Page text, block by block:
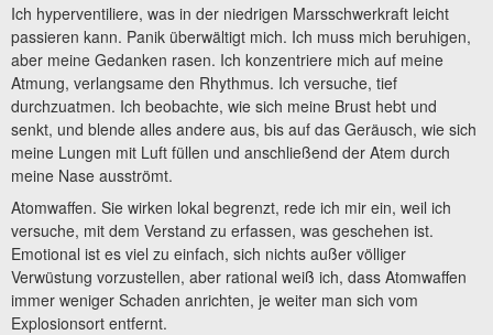
Ich hyperventiliere, was in der niedrigen Marsschwerkraft leicht
passieren kann. Panik überwältigt mich. Ich muss mich beruhigen,
aber meine Gedanken rasen. Ich konzentriere mich auf meine
Atmung, verlangsame den Rhythmus. Ich versuche, tief
durchzuatmen. Ich beobachte, wie sich meine Brust hebt und
senkt, und blende alles andere aus, bis auf das Geräusch, wie sich
meine Lungen mit Luft füllen und anschließend der Atem durch
meine Nase ausströmt.
Atomwaffen. Sie wirken lokal begrenzt, rede ich mir ein, weil ich
versuche, mit dem Verstand zu erfassen, was geschehen ist.
Emotional ist es viel zu einfach, sich nichts außer völliger
Verwüstung vorzustellen, aber rational weiß ich, dass Atomwaffen
immer weniger Schaden anrichten, je weiter man sich vom
Explosionsort entfernt.